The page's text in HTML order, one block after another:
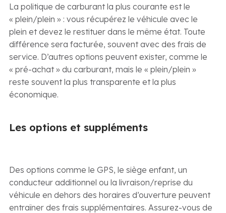
La politique de carburant la plus courante est le
« plein/plein » : vous récupérez le véhicule avec le
plein et devez le restituer dans le même état. Toute
différence sera facturée, souvent avec des frais de
service. D’autres options peuvent exister, comme le
« pré-achat » du carburant, mais le « plein/plein »
reste souvent la plus transparente et la plus
économique.
Les options et suppléments
Des options comme le GPS, le siège enfant, un
conducteur additionnel ou la livraison/reprise du
véhicule en dehors des horaires d’ouverture peuvent
entraîner des frais supplémentaires. Assurez-vous de